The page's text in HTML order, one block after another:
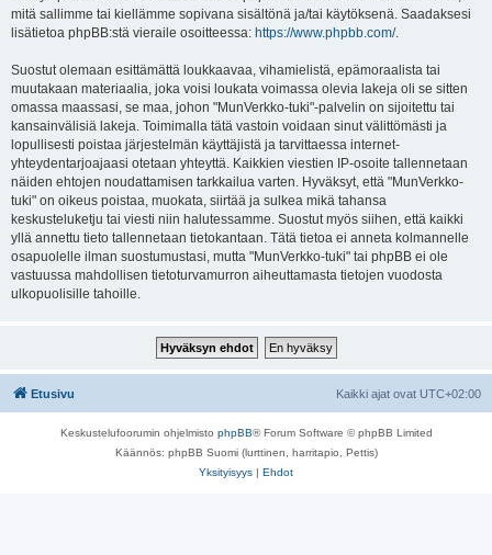
mitä sallimme tai kiellämme sopivana sisältönä ja/tai käytöksenä. Saadaksesi
lisätietoa phpBB:stä vieraile osoitteessa: https://www.phpbb.com/.
Suostut olemaan esittämättä loukkaavaa, vihamielistä, epämoraalista tai
muutakaan materiaalia, joka voisi loukata voimassa olevia lakeja oli se sitten
omassa maassasi, se maa, johon "MunVerkko-tuki"-palvelin on sijoitettu tai
kansainvälisiä lakeja. Toimimalla tätä vastoin voidaan sinut välittömästi ja
lopullisesti poistaa järjestelmän käyttäjistä ja tarvittaessa internet-
yhteydentarjoajaasi otetaan yhteyttä. Kaikkien viestien IP-osoite tallennetaan
näiden ehtojen noudattamisen tarkkailua varten. Hyväksyt, että "MunVerkko-
tuki" on oikeus poistaa, muokata, siirtää ja sulkea mikä tahansa
keskusteluketju tai viesti niin halutessamme. Suostut myös siihen, että kaikki
yllä annettu tieto tallennetaan tietokantaan. Tätä tietoa ei anneta kolmannelle
osapuolelle ilman suostumustasi, mutta "MunVerkko-tuki" tai phpBB ei ole
vastuussa mahdollisen tietoturvamurron aiheuttamasta tietojen vuodosta
ulkopuolisille tahoille.
Etusivu Kaikki ajat ovat UTC+02:00
Keskustelufoorumin ohjelmisto phpBB® Forum Software © phpBB Limited
Käännös: phpBB Suomi (lurttinen, harritapio, Pettis)
Yksityisyys | Ehdot